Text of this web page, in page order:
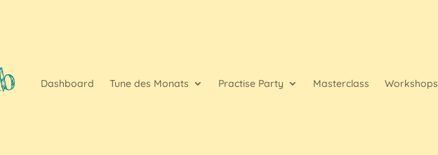
Dashboard Tune des Monats Practise Party Masterclass Workshops